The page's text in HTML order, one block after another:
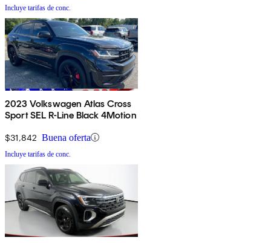
Incluye tarifas de conc.
2023 Volkswagen Atlas Cross
Sport SEL R-Line Black 4Motion
$31,842 Buena oferta
Incluye tarifas de conc.